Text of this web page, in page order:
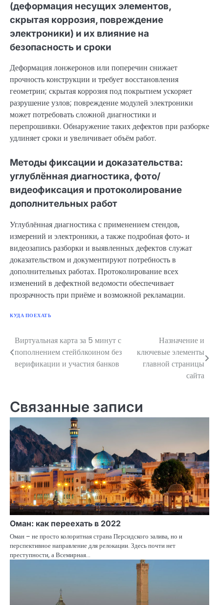
(деформация несущих элементов,
скрытая коррозия, повреждение
электроники) и их влияние на
безопасность и сроки
Деформация лонжеронов или поперечин снижает
прочность конструкции и требует восстановления
геометрии; скрытая коррозия под покрытием ускоряет
разрушение узлов; повреждение модулей электроники
может потребовать сложной диагностики и
перепрошивки. Обнаружение таких дефектов при разборке
удлиняет сроки и увеличивает объём работ.
Методы фиксации и доказательства:
углублённая диагностика, фото/
видеофиксация и протоколирование
дополнительных работ
Углублённая диагностика с применением стендов,
измерений и электроники, а также подробная фото‑ и
видеозапись разборки и выявленных дефектов служат
доказательством и документируют потребность в
дополнительных работах. Протоколирование всех
изменений в дефектной ведомости обеспечивает
прозрачность при приёме и возможной рекламации.
КУДА ПОЕХАТЬ
Навигация
по
Виртуальная карта за 5 минут с
пополнением стейблкоином без
верификации и участия банков
Назначение и
ключевые элементы
главной страницы
сайта
Связанные записи
Оман: как переехать в 2022
Оман – не просто колоритная страна Персидского залива, но и
перспективное направление для релокации. Здесь почти нет
преступности, а Всемирная…